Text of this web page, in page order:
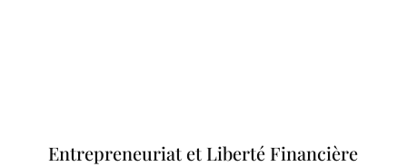
Entrepreneuriat et Liberté Financière